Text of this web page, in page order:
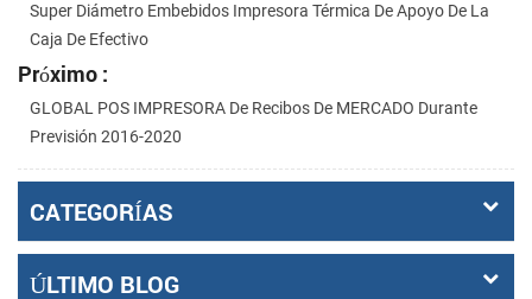
Super Diámetro Embebidos Impresora Térmica De Apoyo De La
Caja De Efectivo
Próximo :
GLOBAL POS IMPRESORA De Recibos De MERCADO Durante
Previsión 2016-2020
CATEGORÍAS
ÚLTIMO BLOG